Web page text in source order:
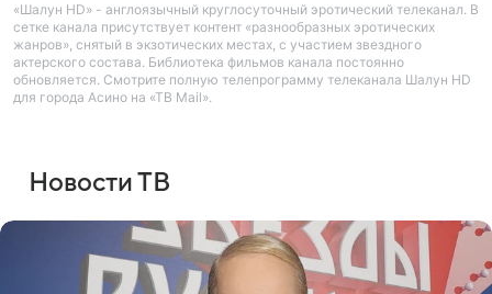
«Шалун HD» - англоязычный круглосуточный эротический телеканал. В
сетке канала присутствует контент «разнообразных эротических
жанров», снятый в экзотических местах, с участием звездного
актерского состава. Библиотека фильмов канала постоянно
обновляется. Смотрите полную телепрограмму телеканала Шалун HD
для города Асино на «ТВ Mail».
Новости ТВ